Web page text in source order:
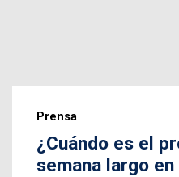
Prensa
¿Cuándo es el
semana largo en